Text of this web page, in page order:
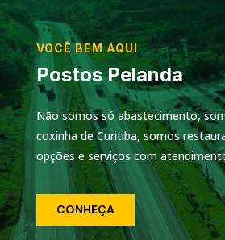
VOCÊ BEM AQUI
Postos Pelanda
Não somos só abastecimento,
coxinha de Curitiba, somos
opções e serviços com
CONHEÇA